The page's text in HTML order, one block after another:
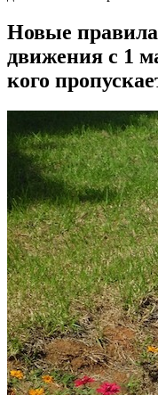
Новые правила
движения с 1
кого